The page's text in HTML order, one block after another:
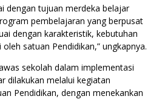
dengan tujuan merdeka belajar
pembelajaran yang berpusat
dengan karakteristik, kebutuhan
satuan Pendidikan,” ungkapnya.
sekolah dalam implementasi
dilakukan melalui kegiatan
Pendidikan, dengan menekankan